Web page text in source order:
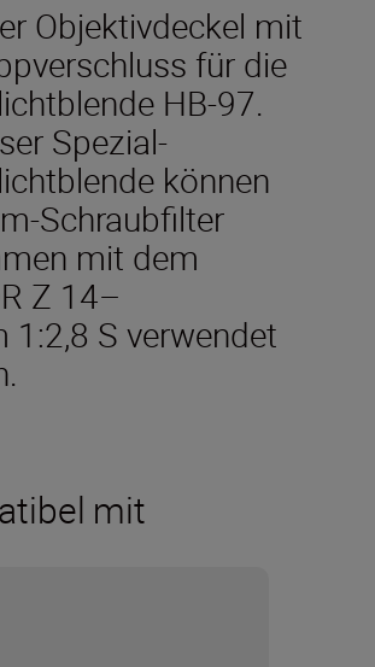
Objektivdeckel mit
für die
HB-97.
Spezial-
können
Schraubfilter
mit dem
Z 14–
1:2,8 S verwendet
mit